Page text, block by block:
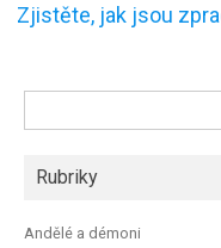
Zjistěte, jak jsou
Rubriky
Andělé a démoni